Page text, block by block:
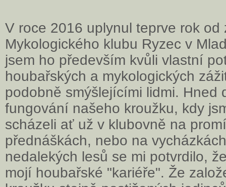
V roce 2016 uplynul teprve rok od
Mykologického klubu Ryzec v
jsem ho především kvůli vlastní
houbařských a mykologických
podobně smýšlejícími lidmi. Hned
fungování našeho kroužku, kdy
scházeli ať už v klubovně na
přednáškách, nebo na
nedalekých lesů se mi potvrdilo,
mojí houbařské "kariéře". Že